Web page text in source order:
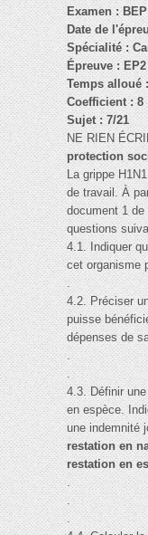
Examen : BEP
Date de
Spécialité :
Épreuve :
Temps alloué
Coefficient : 8
Sujet : 7/21
NE RIEN
protection
La grippe
de travail. À
document 1 de
questions
4.1. Indiquer
cet organisme
.
4.2. Préciser
puisse
dépenses de
.
.
4.3. Définir
en espèce.
une indemnité
restation en
restation en
.
.
.